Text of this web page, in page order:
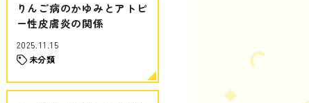
りんご病のかゆみとアトピ
ー性皮膚炎の関係
2025.11.15
未分類